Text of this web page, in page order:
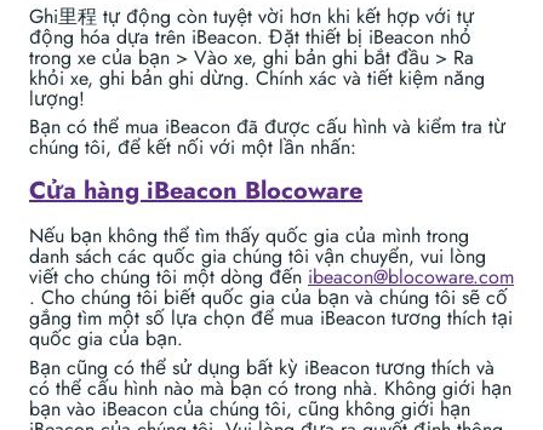
Ghi里程 tự động còn tuyệt vời hơn khi kết hợp với tự
động hóa dựa trên iBeacon. Đặt thiết bị iBeacon nhỏ
trong xe của bạn > Vào xe, ghi bản ghi bắt đầu > Ra
khỏi xe, ghi bản ghi dừng. Chính xác và tiết kiệm năng
lượng!
Bạn có thể mua iBeacon đã được cấu hình và kiểm tra từ
chúng tôi, để kết nối với một lần nhấn:
Cửa hàng iBeacon Blocoware
Nếu bạn không thể tìm thấy quốc gia của mình trong
danh sách các quốc gia chúng tôi vận chuyển, vui lòng
viết cho chúng tôi một dòng đến ibeacon@blocoware.com
. Cho chúng tôi biết quốc gia của bạn và chúng tôi sẽ cố
gắng tìm một số lựa chọn để mua iBeacon tương thích tại
quốc gia của bạn.
Bạn cũng có thể sử dụng bất kỳ iBeacon tương thích và
có thể cấu hình nào mà bạn có trong nhà. Không giới hạn
bạn vào iBeacon của chúng tôi, cũng không giới hạn